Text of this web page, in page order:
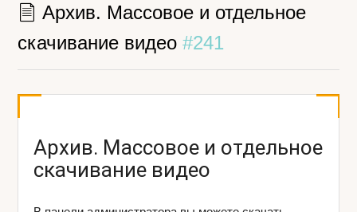
Архив. Массовое и отдельное
скачивание видео#241
Архив. Массовое и отдельное
скачивание видео